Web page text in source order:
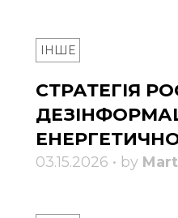
ІНШЕ
СТРАТЕГІЯ
03.15.2026 • by